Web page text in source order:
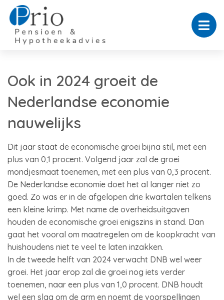
Ook in 2024 groeit de
Nederlandse economie
nauwelijks
Dit jaar staat de economische groei bijna stil, met een
plus van 0,1 procent. Volgend jaar zal de groei
mondjesmaat toenemen, met een plus van 0,3 procent.
De Nederlandse economie doet het al langer niet zo
goed. Zo was er in de afgelopen drie kwartalen telkens
een kleine krimp. Met name de overheidsuitgaven
houden de economische groei enigszins in stand. Dan
gaat het vooral om maatregelen om de koopkracht van
huishoudens niet te veel te laten inzakken.
In de tweede helft van 2024 verwacht DNB wel weer
groei. Het jaar erop zal die groei nog iets verder
toenemen, naar een plus van 1,0 procent. DNB houdt
wel een slag om de arm en noemt de voorspellingen